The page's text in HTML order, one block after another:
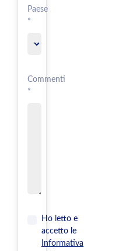
Paese
*
Commenti
*
Ho letto e
accetto le
Informativa